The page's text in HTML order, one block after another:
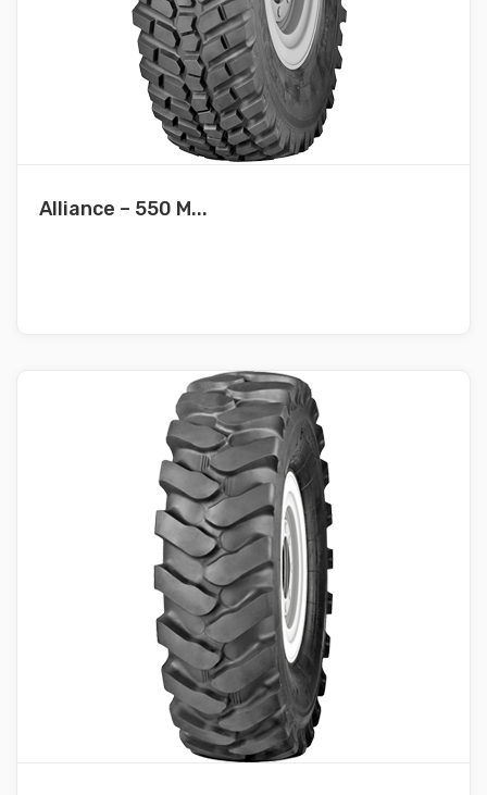
Alliance – 550 M...